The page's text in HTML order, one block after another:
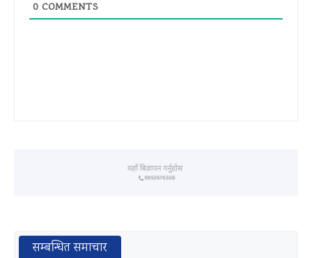
0 COMMENTS
सम्बन्धित समाचार